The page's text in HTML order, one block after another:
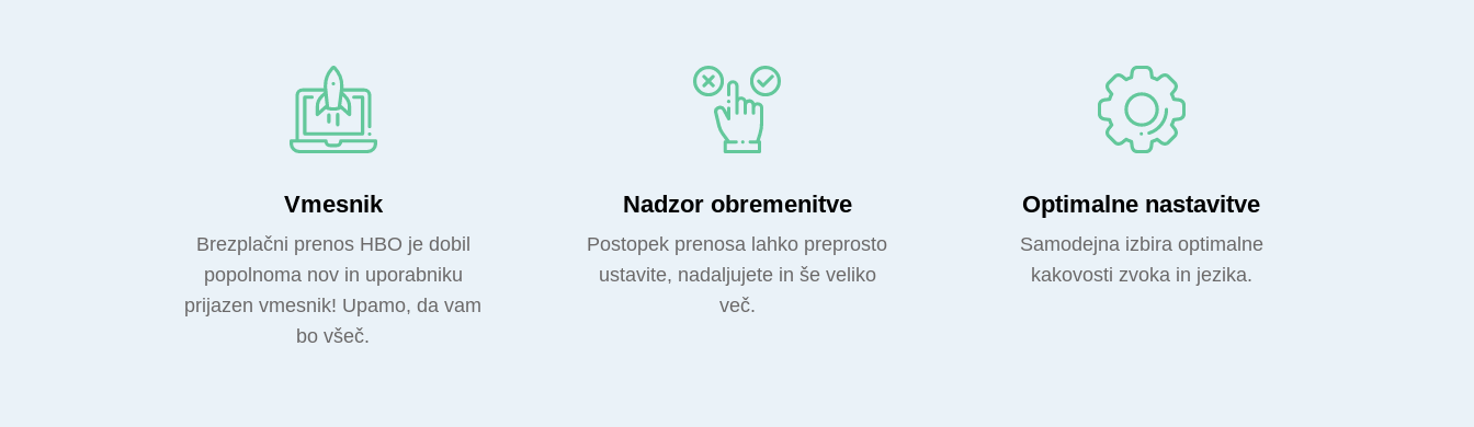
Vmesnik
Brezplačni prenos HBO je dobil
popolnoma nov in uporabniku
prijazen vmesnik! Upamo, da vam
bo všeč.
Nadzor obremenitve
Postopek prenosa lahko preprosto
ustavite, nadaljujete in še veliko
več.
Optimalne nastavitve
Samodejna izbira optimalne
kakovosti zvoka in jezika.